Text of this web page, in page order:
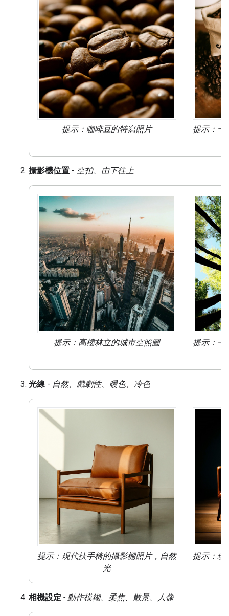
提示：咖啡豆的特寫照片
提示：一
攝影機位置 - 空拍、由下往上
提示：高樓林立的城市空照圖 提示：一
光線 - 自然、戲劇性、暖色、冷色
提示：現代扶手椅的攝影棚照片， 自然
光
提示：現
相機設定 - 動作模糊、柔焦、散景、人像